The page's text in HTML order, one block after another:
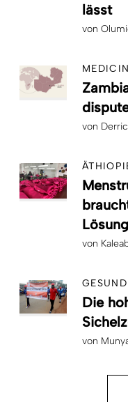
lässt
von
von
von
Die
von